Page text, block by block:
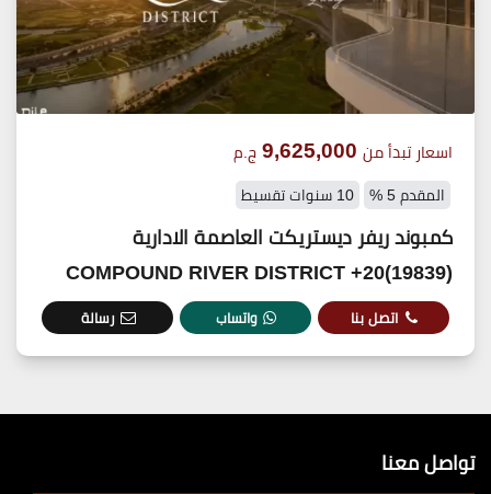
اسعار تبدأ من 9,625,000 ج.م
المقدم 5 % 10 سنوات تقسيط
كمبوند ريفر ديستريكت العاصمة الادارية
(19839)20+ COMPOUND RIVER DISTRICT
اتصل بنا واتساب رسالة
تواصل معنا